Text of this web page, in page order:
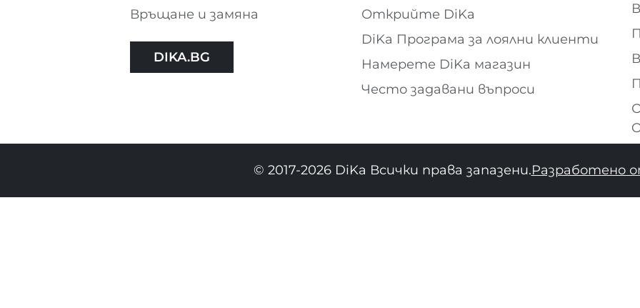
Връщане и замяна
DIKA.BG
Открийте DiKa
DiKa Програма за лоялни клиенти
Намерете DiKa магазин
Често задавани въпроси
© 2017-2026 DiKa Всички права запазени.Разработено